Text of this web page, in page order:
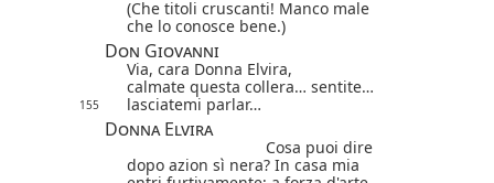
(Che titoli cruscanti! Manco male
che lo conosce bene.)
Don Giovanni
Via, cara Donna Elvira,
calmate questa collera… sentite…
155 lasciatemi parlar…
Donna Elvira
Cosa puoi dire
dopo azion sì nera? In casa mia